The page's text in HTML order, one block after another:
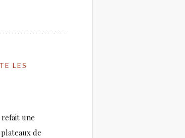
LES
refait une
de